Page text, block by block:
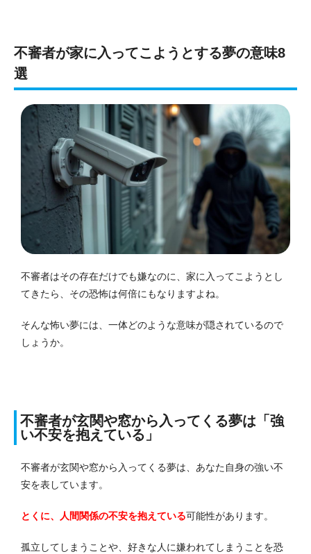
不審者が家に入ってこようとする夢の意味8
選
不審者はその存在だけでも嫌なのに、家に入ってこようとし
てきたら、その恐怖は何倍にもなりますよね。
そんな怖い夢には、一体どのような意味が隠されているので
しょうか。
不審者が玄関や窓から入ってくる夢は「強
い不安を抱えている」
不審者が玄関や窓から入ってくる夢は、あなた自身の強い不
安を表しています。
とくに、人間関係の不安を抱えている可能性があります。
孤立してしまうことや、好きな人に嫌われてしまうことを恐